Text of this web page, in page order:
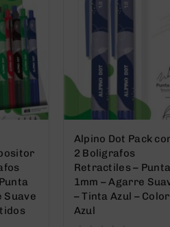
Suave
Alpino Dot Pack
2 Boligrafos
Retractiles – Punta
1mm – Agarre
– Tinta Azul – Color
Azul